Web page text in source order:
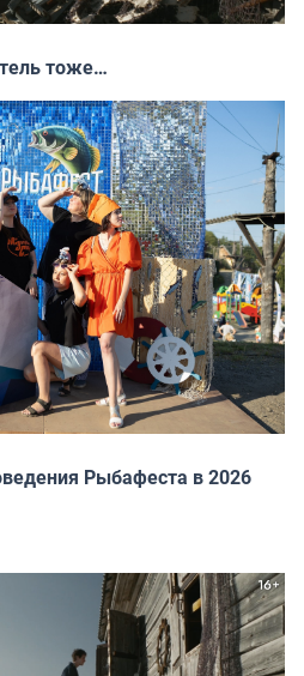
тоже…
Рыбафеста в 2026